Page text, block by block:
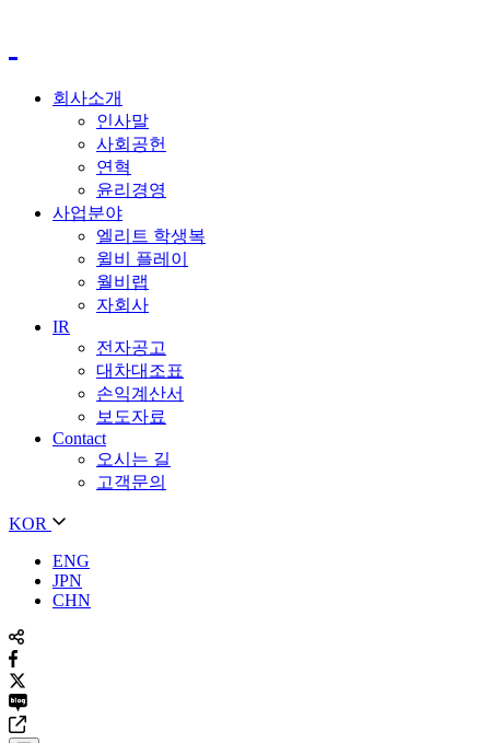
회사소개
인사말
사회공헌
연혁
윤리경영
사업분야
엘리트 학생복
윌비 플레이
월비랩
자회사
IR
전자공고
대차대조표
손익계산서
보도자료
Contact
오시는 길
고객문의
KOR
ENG
JPN
CHN